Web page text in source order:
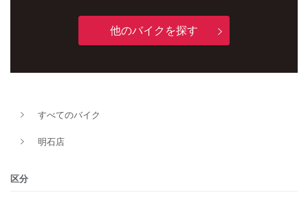
他のバイクを探す
すべてのバイク
明石店
区分